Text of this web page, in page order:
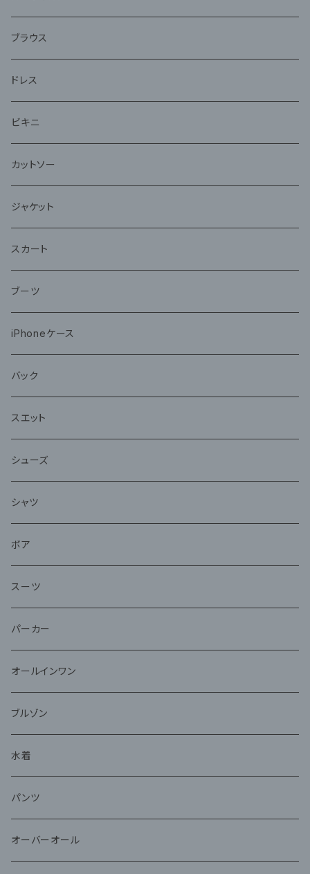
アンサンブル
ブラウス
ドレス
ビキニ
カットソー
ジャケット
スカート
ブーツ
iPhoneケース
バック
スエット
シューズ
シャツ
ボア
スーツ
パーカー
オールインワン
ブルゾン
水着
パンツ
オーバーオール